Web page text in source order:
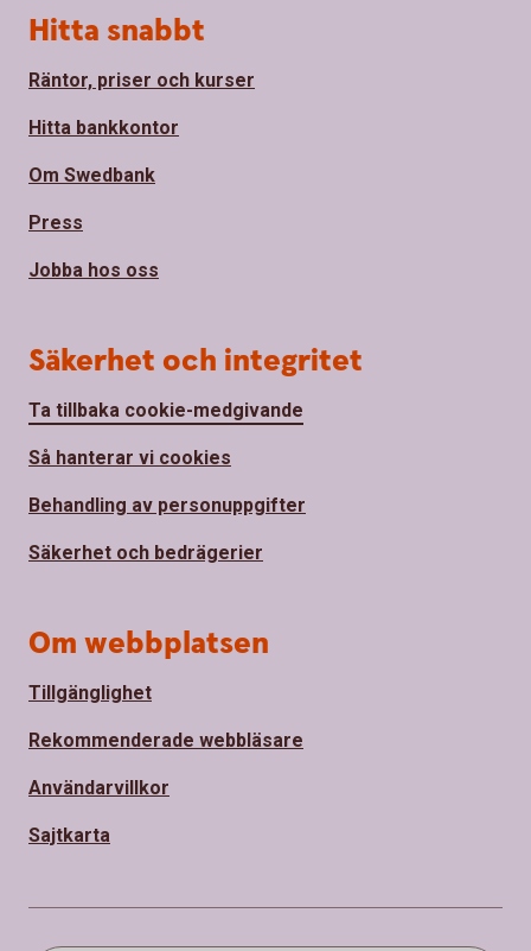
Hitta snabbt
Räntor, priser och kurser
Hitta bankkontor
Om Swedbank
Press
Jobba hos oss
Säkerhet och integritet
Ta tillbaka cookie-medgivande
Så hanterar vi cookies
Behandling av personuppgifter
Säkerhet och bedrägerier
Om webbplatsen
Tillgänglighet
Rekommenderade webbläsare
Användarvillkor
Sajtkarta